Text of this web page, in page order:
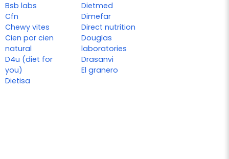
Bsb labs
Cfn
Chewy vites
Cien por cien
natural
D4u (diet for
you)
Dietisa
Dietmed
Dimefar
Direct nutrition
Douglas
laboratories
Drasanvi
El granero